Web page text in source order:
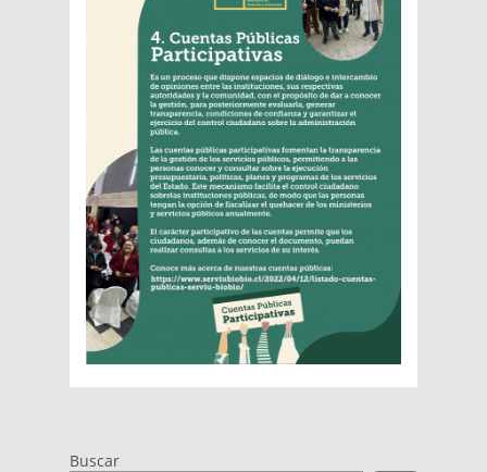
Buscar